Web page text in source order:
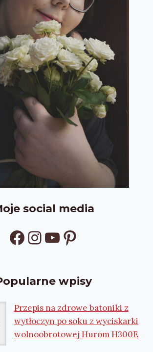
social media
Facebook
Instagram
YouTube
Pinterest
wpisy
Przepis na zdrowe batoniki z
wytłoczyn po soku z wyciskarki
wolnoobrotowej Hurom H300E